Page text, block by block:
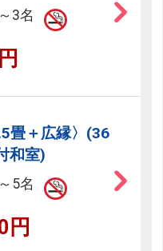
3名
畳＋広縁〉(36
和室)
5名
円